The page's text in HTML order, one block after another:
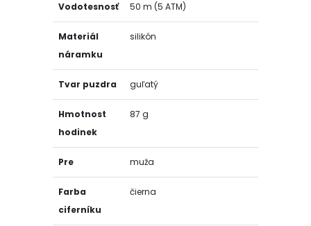
Vodotesnosť 50 m (5 ATM)
Materiál
náramku
silikón
Tvar puzdra guľatý
Hmotnost
hodinek
87 g
Pre muža
Farba
ciferníku
čierna